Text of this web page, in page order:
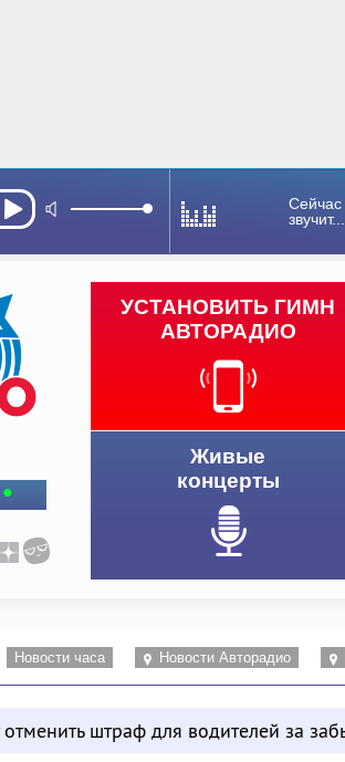
звучит...
УСТАНОВИТЬ ГИМН
АВТОРАДИО
Живые
концерты
Новости часа Новости Авторадио
штраф для водителей за